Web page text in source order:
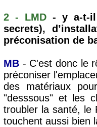
2 - LMD - y a-t-il
secrets),
préconisation de
MB - C'est donc le
préconiser
des matériaux
"desssous" et les
troubler la santé, le
touchent aussi bien